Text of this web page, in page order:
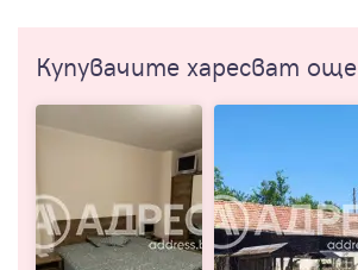
Купувачите харесват още